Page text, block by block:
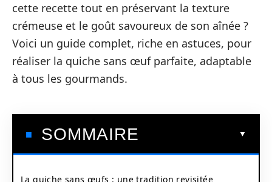
cette recette tout en préservant la texture
crémeuse et le goût savoureux de son aînée ?
Voici un guide complet, riche en astuces, pour
réaliser la quiche sans œuf parfaite, adaptable
à tous les gourmands.
SOMMAIRE
La quiche sans œufs : une tradition revisitée